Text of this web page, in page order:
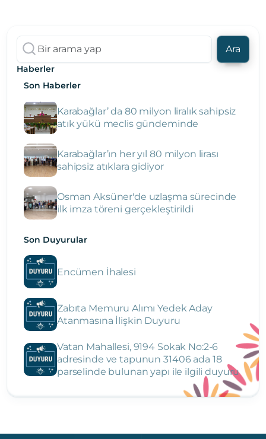
Ara
Haberler
Son Haberler
Karabağlar’ da 80 milyon liralık sahipsiz
atık yükü meclis gündeminde
Karabağlar’ın her yıl 80 milyon lirası
sahipsiz atıklara gidiyor
Osman Aksüner'de uzlaşma sürecinde
ilk imza töreni gerçekleştirildi
Son Duyurular
Encümen İhalesi
Zabıta Memuru Alımı Yedek Aday
Atanmasına İlişkin Duyuru
Vatan Mahallesi, 9194 Sokak No:2-6
adresinde ve tapunun 31406 ada 18
parselinde bulunan yapı ile ilgili duyuru